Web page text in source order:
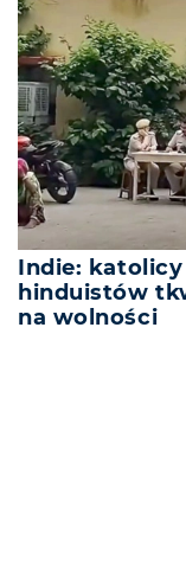
Indie:
hinduistów
na wolności